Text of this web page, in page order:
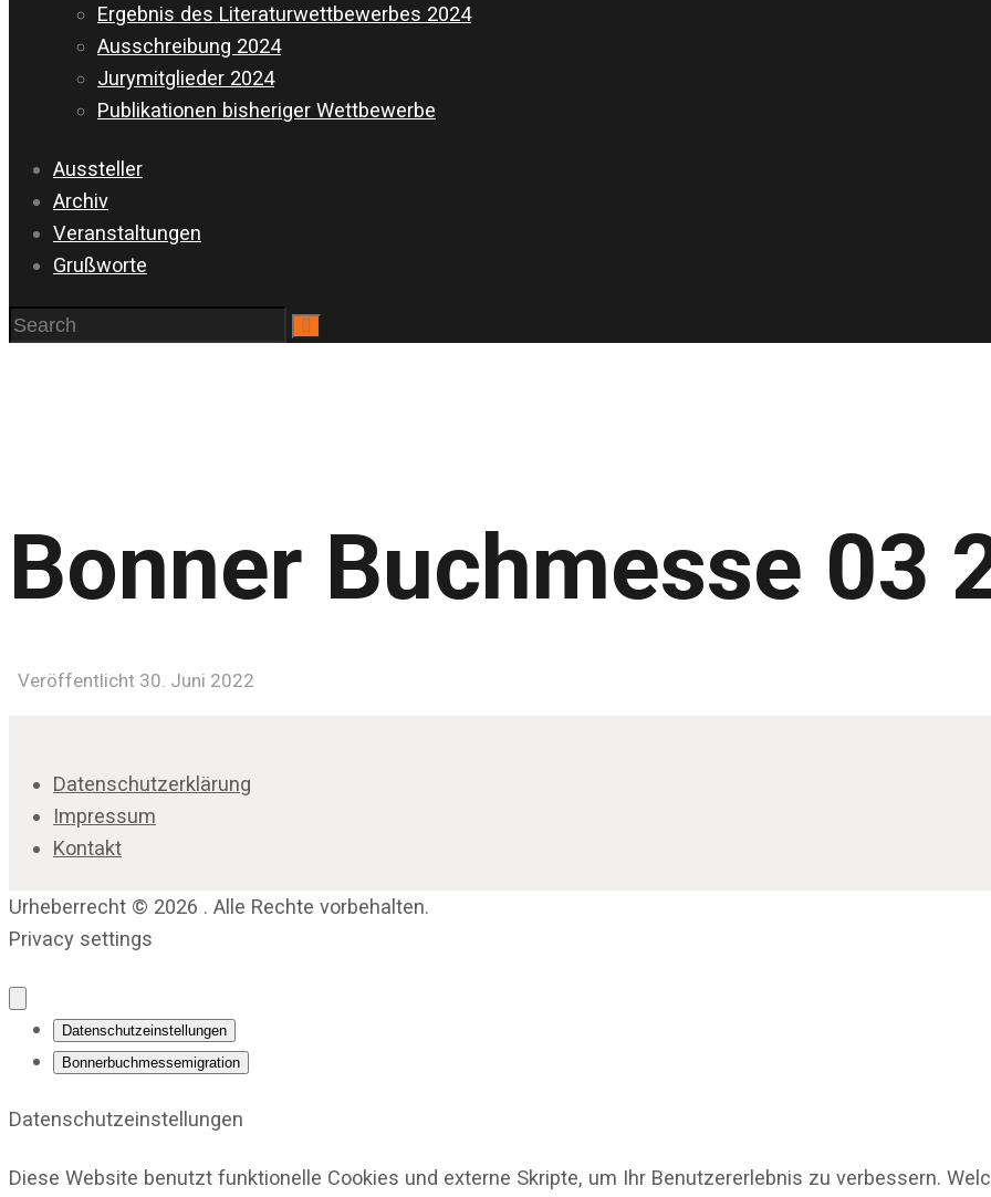
Ergebnis des Literaturwettbewerbes 2024
Ausschreibung 2024
Jurymitglieder 2024
Publikationen bisheriger Wettbewerbe
Aussteller
Archiv
Veranstaltungen
Grußworte
Bonner Buchmesse 03
Veröffentlicht 30. Juni 2022
Datenschutzerklärung
Impressum
Kontakt
Urheberrecht © 2026 . Alle Rechte vorbehalten.
Privacy settings
Datenschutzeinstellungen
Bonnerbuchmessemigration
Datenschutzeinstellungen
Diese Website benutzt funktionelle Cookies und externe Skripte, um Ihr Benutzererlebnis zu verbessern.